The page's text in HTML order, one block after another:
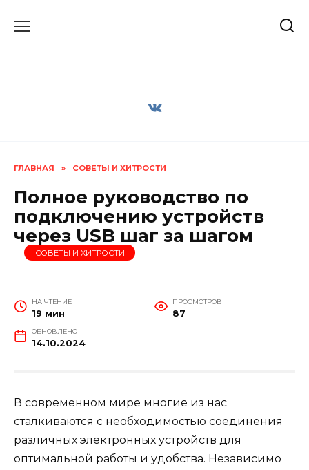
ГЛАВНАЯ » СОВЕТЫ И ХИТРОСТИ
Полное руководство по
подключению устройств
через USB шаг за шагом
СОВЕТЫ И ХИТРОСТИ
НА ЧТЕНИЕ
19 мин
ПРОСМОТРОВ
87
ОБНОВЛЕНО
14.10.2024
В современном мире многие из нас
сталкиваются с необходимостью соединения
различных электронных устройств для
оптимальной работы и удобства. Независимо